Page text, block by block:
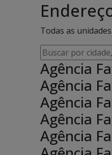
Todas as
Buscar
por
cidade,
unidade,
responsável,
endereço
Agência
Agência
Agência
Agência
Agência